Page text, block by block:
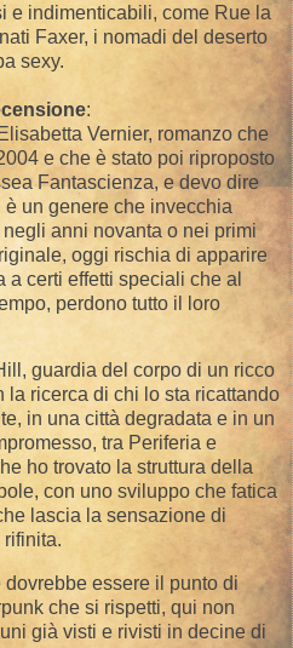
e indimenticabili, come Rue la
Faxer, i nomadi del deserto
sexy.
:
Vernier, romanzo che
e che è stato poi riproposto
Fantascienza, e devo dire
un genere che invecchia
anni novanta o nei primi
oggi rischia di apparire
certi effetti speciali che al
perdono tutto il loro
guardia del corpo di un ricco
la ricerca di chi lo sta ricattando
in una città degradata e in un
tra Periferia e
ho trovato la struttura della
con uno sviluppo che fatica
lascia la sensazione di
rifinita.
essere il punto di
che si rispetti, qui non
già visti e rivisti in decine di